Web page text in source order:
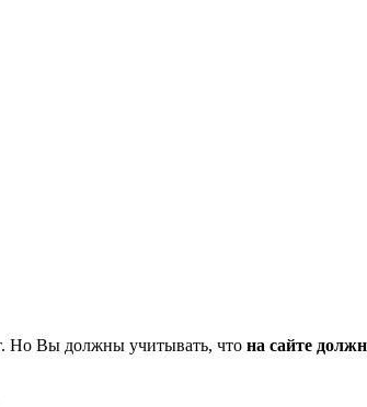
Но Вы должны учитывать, что на сайте